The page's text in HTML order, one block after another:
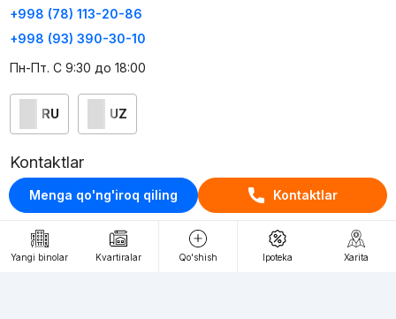
Menga qo'ng'iroq qiling Kontaktlar
Yangi binolar Kvartiralar Qo'shish Ipoteka Xarita
+998 (78) 113-20-86
+998 (93) 390-30-10
Пн-Пт. С 9:30 до 18:00
RU UZ
Kontaktlar
loyiha haqida
Webnow © loyihasi
Foydalanish shartlari